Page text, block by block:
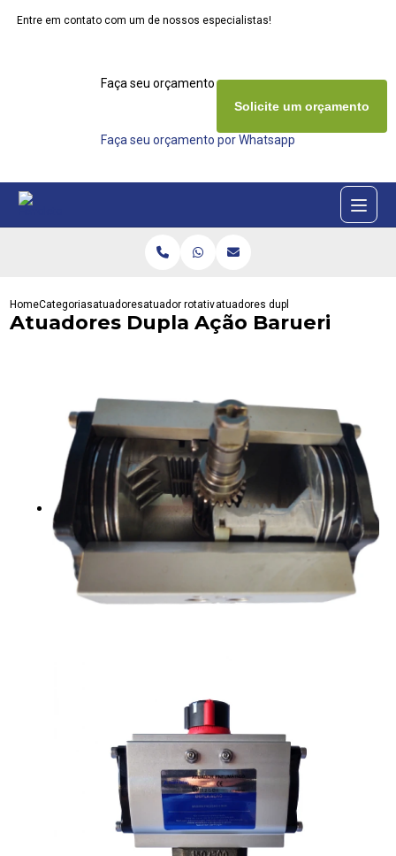
Entre em contato com um de nossos especialistas!
Faça seu orçamento agora mesmo
Faça seu orçamento por Whatsapp
Solicite um orçamento
HomeCategoriasatuadoresatuador rotativo eletricoatuadores dupla acao barueri
Atuadores Dupla Ação Barueri